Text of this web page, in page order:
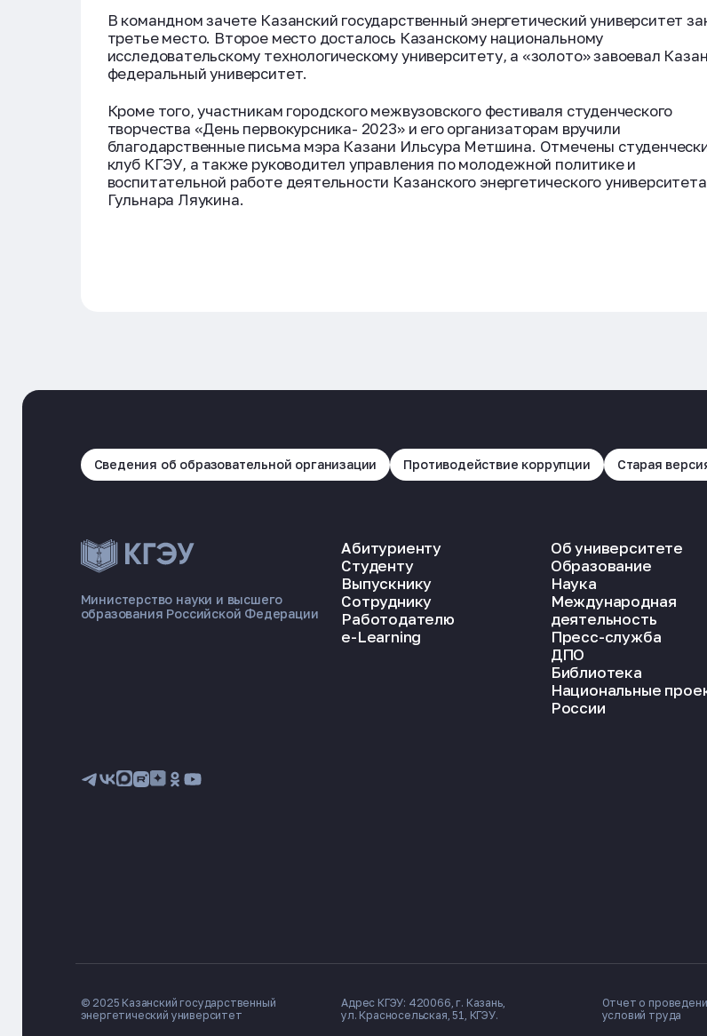
В командном зачете Казанский государственный энергетический университет
третье место. Второе место досталось Казанскому национальному
исследовательскому технологическому университету, а «золото» завоевал
федеральный университет.
Кроме того, участникам городского межвузовского фестиваля студенческого
творчества «День первокурсника- 2023» и его организаторам вручили
благодарственные письма мэра Казани Ильсура Метшина. Отмечены
клуб КГЭУ, а также руководител управления по молодежной политике и
воспитательной работе деятельности Казанского энергетического университета
Гульнара Ляукина.
Сведения об образовательной организации Противодействие коррупции Старая
Министерство науки и высшего
образования Российской Федерации
Абитуриенту
Студенту
Выпускнику
Сотруднику
Работодателю
e-Learning
Об университете
Образование
Наука
Международная
деятельность
Пресс-служба
ДПО
Библиотека
Национальные
России
© 2025 Казанский государственный
энергетический университет
Адрес КГЭУ: 420066, г. Казань,
ул. Красносельская, 51, КГЭУ.
Отчет о
условий труда